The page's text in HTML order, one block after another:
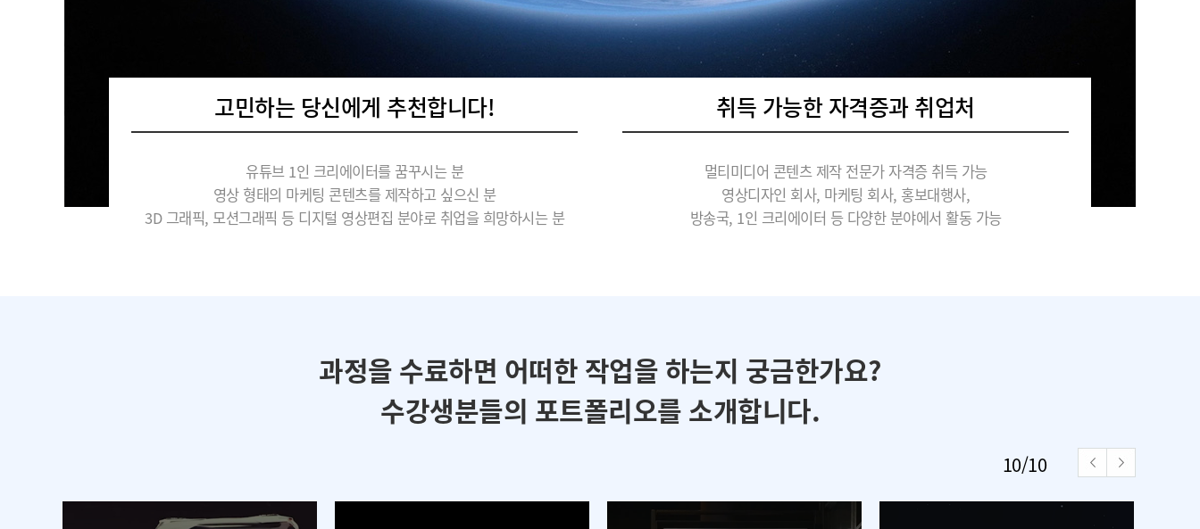
고민하는 당신에게 추천합니다!
유튜브 1인 크리에이터를 꿈꾸시는 분
영상 형태의 마케팅 콘텐츠를 제작하고 싶으신 분
3D 그래픽, 모션그래픽 등 디지털 영상편집 분야로 취업을 희망하시는 분
취득 가능한 자격증과 취업처
멀티미디어 콘텐츠 제작 전문가 자격증 취득 가능
영상디자인 회사, 마케팅 회사, 홍보대행사,
방송국, 1인 크리에이터 등 다양한 분야에서 활동 가능
과정을 수료하면 어떠한 작업을 하는지 궁금한가요?
수강생분들의 포트폴리오를 소개합니다.
1/10